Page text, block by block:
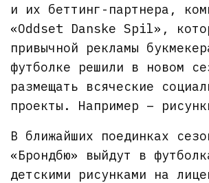
и их беттинг-партнера,
«Oddset Danske Spil»,
привычной рекламы
футболке решили в новом
размещать всяческие
проекты. Например –
В ближайших поединках
«Брондбю» выйдут в
детскими рисунками на